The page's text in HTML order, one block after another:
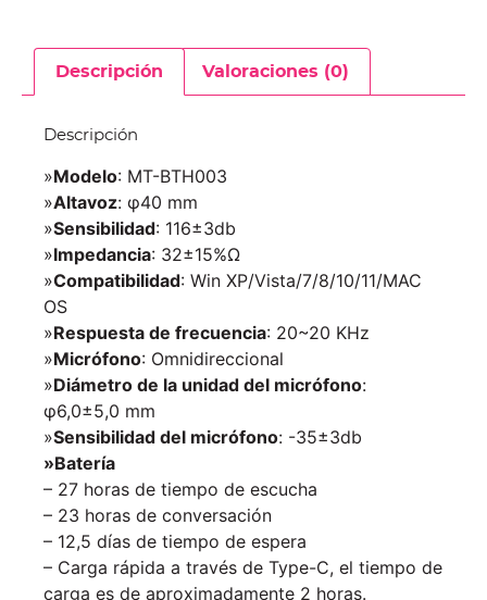
Descripción Valoraciones (0)
Descripción
»Modelo: MT-BTH003
»Altavoz: φ40 mm
»Sensibilidad: 116±3db
»Impedancia: 32±15%Ω
»Compatibilidad: Win XP/Vista/7/8/10/11/MAC
OS
»Respuesta de frecuencia: 20~20 KHz
»Micrófono: Omnidireccional
»Diámetro de la unidad del micrófono:
φ6,0±5,0 mm
»Sensibilidad del micrófono: -35±3db
»Batería
– 27 horas de tiempo de escucha
– 23 horas de conversación
– 12,5 días de tiempo de espera
– Carga rápida a través de Type-C, el tiempo de
carga es de aproximadamente 2 horas.